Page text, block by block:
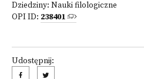
Dziedziny: Nauki filologiczne
OPI ID: 238401
Udostępnij: